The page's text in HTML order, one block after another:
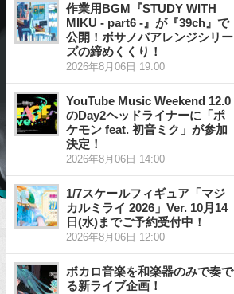
作業用BGM『STUDY WITH
MIKU - part6 -』が『39ch』で
公開！ボサノバアレンジシリー
ズの締めくくり！
2026年8月06日 19:00
YouTube Music Weekend 12.0
のDay2ヘッドライナーに「ポ
ケモン feat. 初音ミク」が参加
決定！
2026年8月06日 14:00
1/7スケールフィギュア「マジ
カルミライ 2026」Ver. 10月14
日(水)までご予約受付中！
2026年8月06日 12:00
ボカロ音楽を和楽器のみで奏で
る新ライブ企画！